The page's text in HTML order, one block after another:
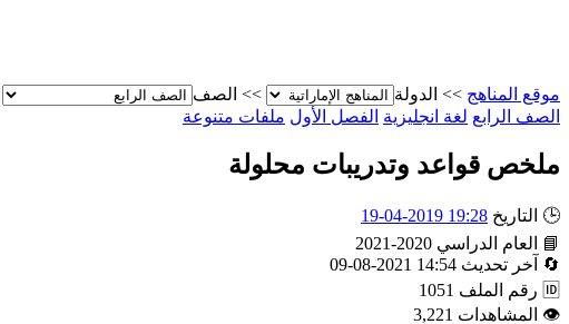
موقع المناهج >> الدولة >> الصف
الصف الرابع لغة انجليزية الفصل الأول ملفات متنوعة
ملخص قواعد وتدريبات محلولة
🕒 التاريخ 19:28 2019-04-19
📘
العام الدراسي 2020-2021
🔄
آخر تحديث 14:54 2021-08-09
🆔 رقم الملف 1051
👁 المشاهدات 3,221